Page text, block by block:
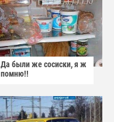
Да были же сосиски, я ж
помню!!